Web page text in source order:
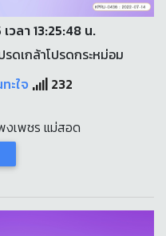
วลา 13:25:48 น.
ดเกล้าโปรดกระหม่อม
ะใจ
232
งเพชร แม่สอด